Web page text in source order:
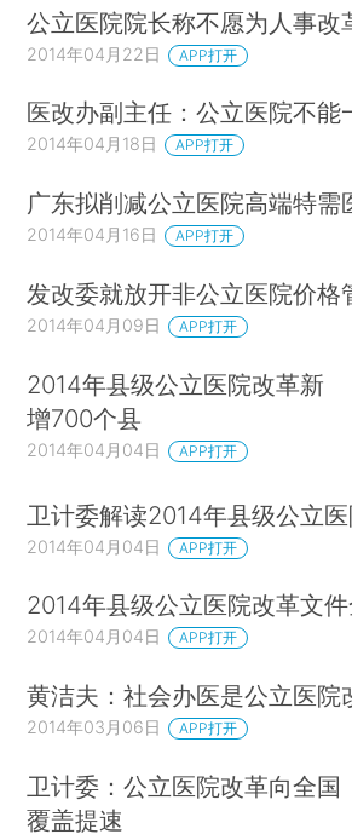
公立医院院长称不愿为人事改
2014年04月22日 APP打开
医改办副主任：公立医院不能
2014年04月18日 APP打开
广东拟削减公立医院高端特需
2014年04月16日 APP打开
发改委就放开非公立医院价格
2014年04月09日 APP打开
2014年县级公立医院改革新
增700个县
2014年04月04日 APP打开
卫计委解读2014年县级公立
2014年04月04日 APP打开
2014年县级公立医院改革文
2014年04月04日 APP打开
黄洁夫：社会办医是公立医院
2014年03月06日 APP打开
卫计委：公立医院改革向全国
覆盖提速